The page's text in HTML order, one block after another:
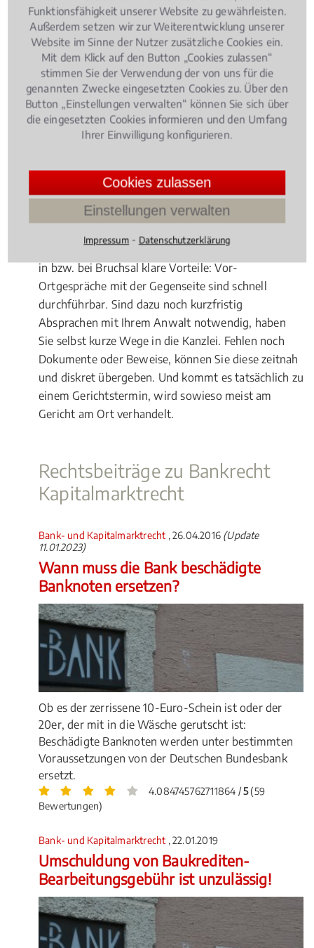
Beratung vonFonds, etwaSchiffsfonds: Durch
weltwirtschaftliche und weltpolitische Einflüsse ist
das Kapitalmarktrecht ein derart kompliziertes
Rechtsgebilde geworden, dass Sie selbst bei
vermeintlich einfachen Fragen unbedingt den Rat
eines Fachmanns hinzuziehen sollten. Hierbei stellt
sich die Frage, ob und wann tatsächlich ein lokaler
Experte beauftragt werden sollte.
Vorteile für Fachanwälte vor Ort
Geht es um einen internationalen Fonds, dessen
Geschädigte deutschlandweit hauptsächlich von
klar dorthin wenden. Ansonsten hat ein Fachanwalt
in bzw. bei Bruchsal klare Vorteile: Vor-
Ortgespräche mit der Gegenseite sind schnell
durchführbar. Sind dazu noch kurzfristig
Absprachen mit Ihrem Anwalt notwendig, haben
Sie selbst kurze Wege in die Kanzlei. Fehlen noch
Dokumente oder Beweise, können Sie diese zeitnah
und diskret übergeben. Und kommt es tatsächlich zu
einem Gerichtstermin, wird sowieso meist am
Gericht am Ort verhandelt.
Rechtsbeiträge zu Bankrecht
Kapitalmarktrecht
Bank- und Kapitalmarktrecht , 26.04.2016 (Update
11.01.2023)
Wann muss die Bank beschädigte
Banknoten ersetzen?
Ob es der zerrissene 10-Euro-Schein ist oder der
20er, der mit in die Wäsche gerutscht ist:
Beschädigte Banknoten werden unter bestimmten
Voraussetzungen von der Deutschen Bundesbank
ersetzt.
4.084745762711864 /5(59
Bewertungen)
Bank- und Kapitalmarktrecht , 22.01.2019
Umschuldung von Baukrediten-
Bearbeitungsgebühr ist unzulässig!
Funktionsfähigkeit unserer Website zu gewährleisten.
Außerdem setzen wir zur Weiterentwicklung unserer
Website im Sinne der Nutzer zusätzliche Cookies ein.
Mit dem Klick auf den Button „Cookies zulassen“
stimmen Sie der Verwendung der von uns für die
genannten Zwecke eingesetzten Cookies zu. Über den
Button „Einstellungen verwalten“ können Sie sich über
die eingesetzten Cookies informieren und den Umfang
Ihrer Einwilligung konfigurieren.
Cookies zulassen
Einstellungen verwalten
Impressum ⁃ Datenschutzerklärung